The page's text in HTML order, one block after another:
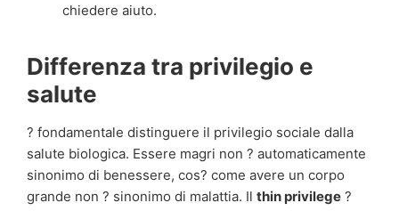
chiedere aiuto.
Differenza tra privilegio e
salute
? fondamentale distinguere il privilegio sociale dalla
salute biologica. Essere magri non ? automaticamente
sinonimo di benessere, cos? come avere un corpo
grande non ? sinonimo di malattia. Il thin privilege ?